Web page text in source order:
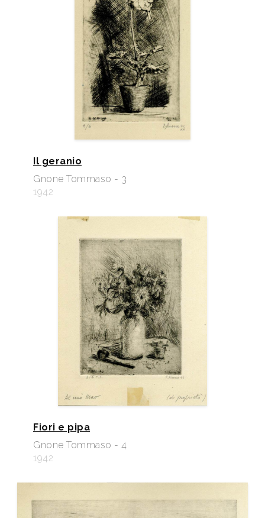
Il geranio
Gnone Tommaso - 3
1942
Fiori e pipa
Gnone Tommaso - 4
1942